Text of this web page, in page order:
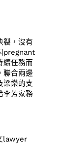
裂，沒有
pregnant
續任務而
聯合兩邊
梁樂的支
李芳家務
lawyer